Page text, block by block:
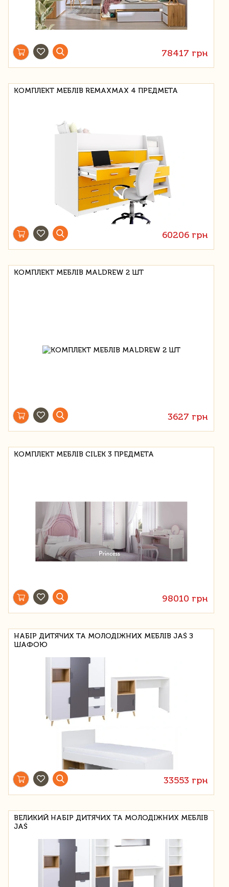
78417 грн
КОМПЛЕКТ МЕБЛІВ REMAXMAX 4 ПРЕДМЕТА
60206 грн
КОМПЛЕКТ МЕБЛІВ MALDREW 2 ШТ
3627 грн
КОМПЛЕКТ МЕБЛІВ CILEK 3 ПРЕДМЕТА
98010 грн
НАБІР ДИТЯЧИХ ТА МОЛОДІЖНИХ МЕБЛІВ JAŚ З
ШАФОЮ
33553 грн
ВЕЛИКИЙ НАБІР ДИТЯЧИХ ТА МОЛОДІЖНИХ МЕБЛІВ
JAŚ